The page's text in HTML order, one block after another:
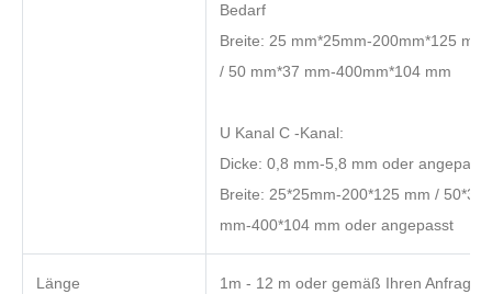
Bedarf
Breite: 25 mm*25mm-200mm*125 mm
/ 50 mm*37 mm-400mm*104 mm
U Kanal C -Kanal:
Dicke: 0,8 mm-5,8 mm oder angepasst
Breite: 25*25mm-200*125 mm / 50*37
mm-400*104 mm oder angepasst
Länge 1m - 12 m oder gemäß Ihren Anfragen